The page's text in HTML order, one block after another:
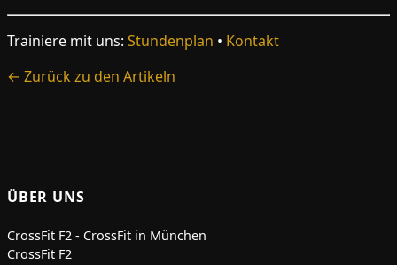
Trainiere mit uns: Stundenplan • Kontakt
← Zurück zu den Artikeln
ÜBER UNS
CrossFit F2 - CrossFit in München
CrossFit F2